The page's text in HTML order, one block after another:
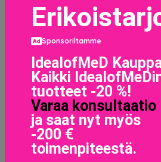
Loose Setting Powder
45 EUR
Sponsoriltamme
IdealofMeD
Kaikki
tuotteet -20 %!
Varaa konsultaatio
ja saat nyt myös
-200 €
toimenpiteestä.